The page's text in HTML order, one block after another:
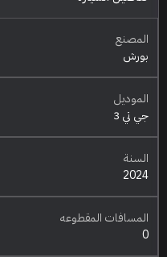
المصنع
بورش
الموديل
جي تي 3
السنة
2024
المسافات المقطوعه
0